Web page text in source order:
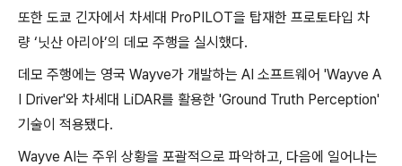
또한 도쿄 긴자에서 차세대 ProPILOT을 탑재한 프로토타입 차
량 ‘닛산 아리아’의 데모 주행을 실시했다.
데모 주행에는 영국 Wayve가 개발하는 AI 소프트웨어 'Wayve A
I Driver'와 차세대 LiDAR를 활용한 'Ground Truth Perception'
기술이 적용됐다.
Wayve AI는 주위 상황을 포괄적으로 파악하고, 다음에 일어나는